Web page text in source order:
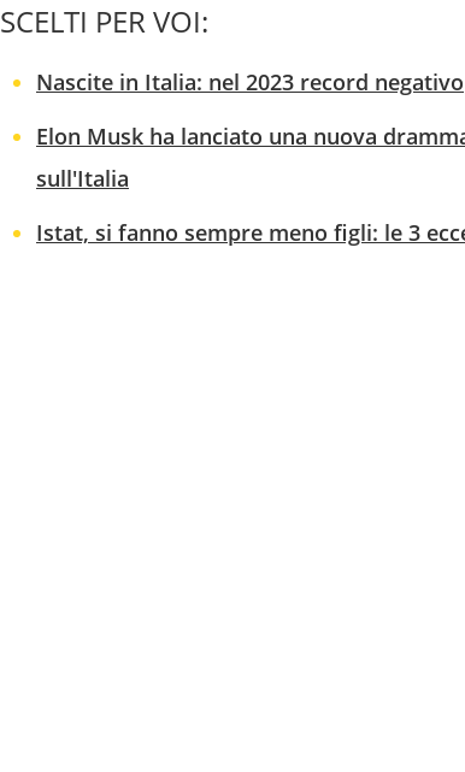
SCELTI PER VOI:
Nascite in Italia: nel 2023 record negativo
Elon Musk ha lanciato una nuova
sull'Italia
Istat, si fanno sempre meno figli: le 3